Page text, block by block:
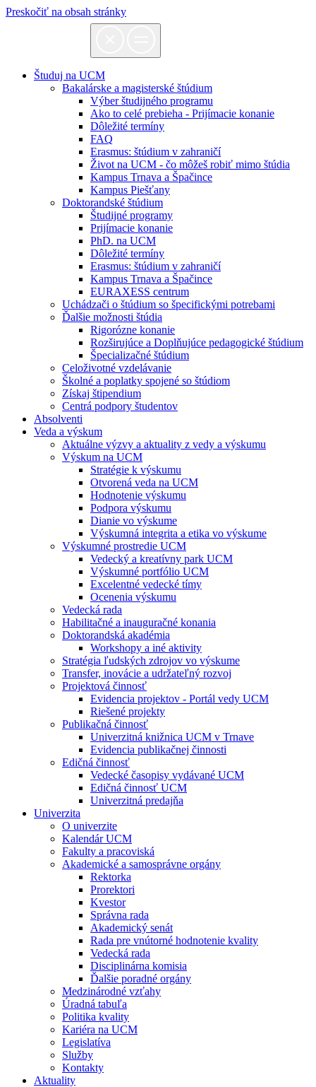
Preskočiť na obsah stránky
Študuj na UCM
Bakalárske a magisterské štúdium
Výber študijného programu
Ako to celé prebieha - Prijímacie konanie
Dôležité termíny
FAQ
Erasmus: štúdium v zahraničí
Život na UCM - čo môžeš robiť mimo štúdia
Kampus Trnava a Špačince
Kampus Piešťany
Doktorandské štúdium
Študijné programy
Prijímacie konanie
PhD. na UCM
Dôležité termíny
Erasmus: štúdium v zahraničí
Kampus Trnava a Špačince
EURAXESS centrum
Uchádzači o štúdium so špecifickými potrebami
Ďalšie možnosti štúdia
Rigorózne konanie
Rozširujúce a Doplňujúce pedagogické štúdium
Špecializačné štúdium
Celoživotné vzdelávanie
Školné a poplatky spojené so štúdiom
Získaj štipendium
Centrá podpory študentov
Absolventi
Veda a výskum
Aktuálne výzvy a aktuality z vedy a výskumu
Výskum na UCM
Stratégie k výskumu
Otvorená veda na UCM
Hodnotenie výskumu
Podpora výskumu
Dianie vo výskume
Výskumná integrita a etika vo výskume
Výskumné prostredie UCM
Vedecký a kreatívny park UCM
Výskumné portfólio UCM
Excelentné vedecké tímy
Ocenenia výskumu
Vedecká rada
Habilitačné a inauguračné konania
Doktorandská akadémia
Workshopy a iné aktivity
Stratégia ľudských zdrojov vo výskume
Transfer, inovácie a udržateľný rozvoj
Projektová činnosť
Evidencia projektov - Portál vedy UCM
Riešené projekty
Publikačná činnosť
Univerzitná knižnica UCM v Trnave
Evidencia publikačnej činnosti
Edičná činnosť
Vedecké časopisy vydávané UCM
Edičná činnosť UCM
Univerzitná predajňa
Univerzita
O univerzite
Kalendár UCM
Fakulty a pracoviská
Akademické a samosprávne orgány
Rektorka
Prorektori
Kvestor
Správna rada
Akademický senát
Rada pre vnútorné hodnotenie kvality
Vedecká rada
Disciplinárna komisia
Ďalšie poradné orgány
Medzinárodné vzťahy
Úradná tabuľa
Politika kvality
Kariéra na UCM
Legislatíva
Služby
Kontakty
Aktuality